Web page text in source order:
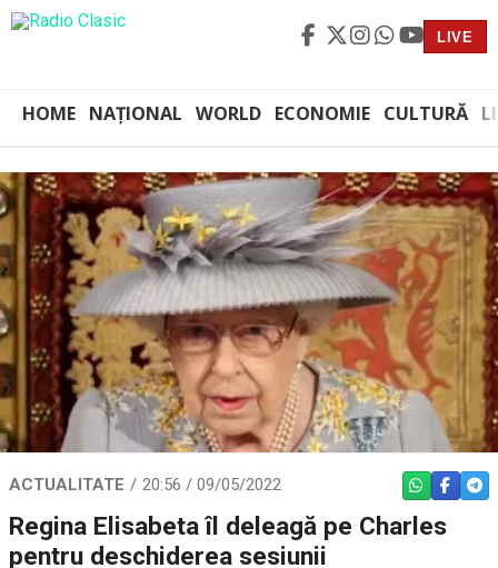
LIVE
HOME NAȚIONAL WORLD ECONOMIE CULTURĂ
ACTUALITATE 20:56 / 09/05/2022 WHATSAPP
Regina Elisabeta îl deleagă pe Charles
pentru deschiderea sesiunii